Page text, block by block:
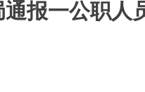
报一公职人